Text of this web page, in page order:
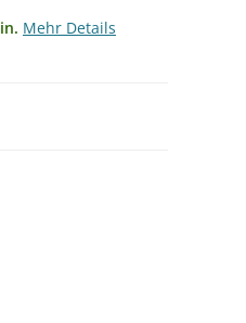
Mehr Details